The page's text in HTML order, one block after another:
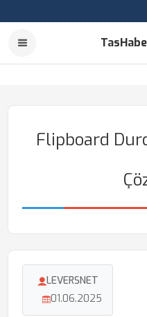
Flipboard
LEVERSNET
01.06.2025